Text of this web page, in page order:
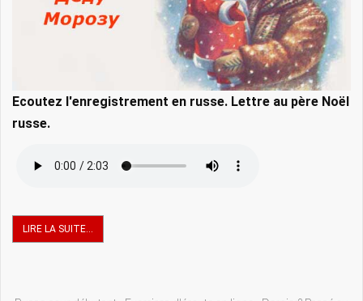
Ecoutez l'enregistrement en russe. Lettre au père Noël
russe.
LIRE LA SUITE...